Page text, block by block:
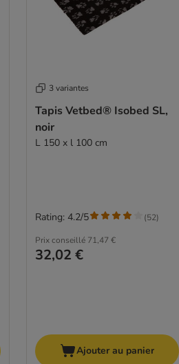
3 variantes
Tapis Vetbed® Isobed SL,
noir
L 150 x l 100 cm
Prix conseillé 71,47 €
32,02 €
Rating: 4.2/5 (52)
Ajouter au panier